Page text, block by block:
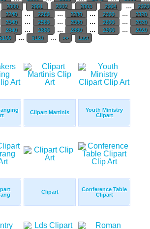
2000 2001 2002 2003 2004 ... 2020
2240 ... 2260 ... 2280 ... 2300 ... 2320
2540 ... 2560 ... 2580 ... 2600 ... 2620
2840 ... 2860 ... 2880 ... 2900 ... 2920
... 3120 ... >> Last
Clipart Martinis
Youth Ministry
Clipart
Clipart
Conference Table
Clipart